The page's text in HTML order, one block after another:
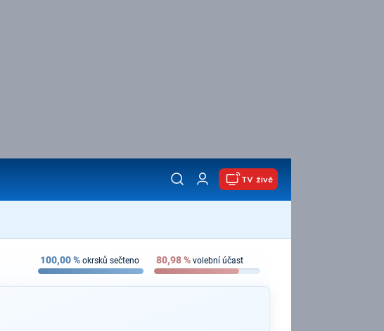
TV živě
100,00% okrsků sečteno 80,98% volební účast